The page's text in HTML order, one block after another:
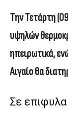
Την Τετάρτη
υψηλών
ηπειρωτικά,
Αιγαίο θα
Σε